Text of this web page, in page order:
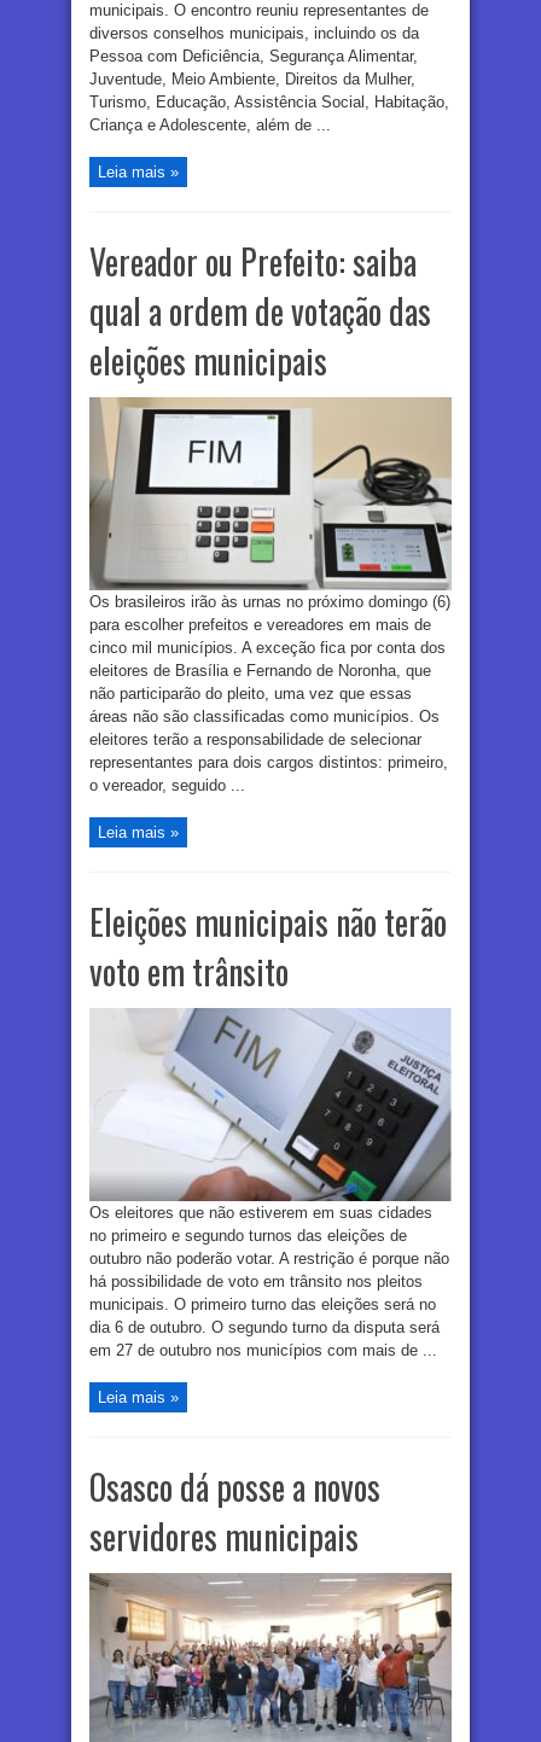
municipais. O encontro reuniu representantes de
diversos conselhos municipais, incluindo os da
Pessoa com Deficiência, Segurança Alimentar,
Juventude, Meio Ambiente, Direitos da Mulher,
Turismo, Educação, Assistência Social, Habitação,
Criança e Adolescente, além de ...
Leia mais »
Vereador ou Prefeito: saiba
qual a ordem de votação das
eleições municipais
Os brasileiros irão às urnas no próximo domingo (6)
para escolher prefeitos e vereadores em mais de
cinco mil municípios. A exceção fica por conta dos
eleitores de Brasília e Fernando de Noronha, que
não participarão do pleito, uma vez que essas
áreas não são classificadas como municípios. Os
eleitores terão a responsabilidade de selecionar
representantes para dois cargos distintos: primeiro,
o vereador, seguido ...
Leia mais »
Eleições municipais não terão
voto em trânsito
Os eleitores que não estiverem em suas cidades
no primeiro e segundo turnos das eleições de
outubro não poderão votar. A restrição é porque não
há possibilidade de voto em trânsito nos pleitos
municipais. O primeiro turno das eleições será no
dia 6 de outubro. O segundo turno da disputa será
em 27 de outubro nos municípios com mais de ...
Leia mais »
Osasco dá posse a novos
servidores municipais